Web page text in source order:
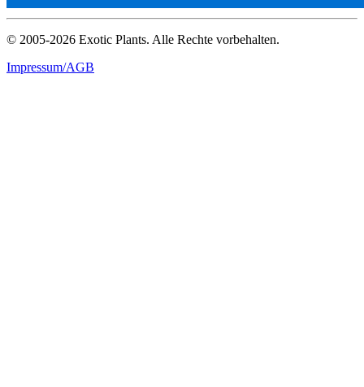
© 2005-2026 Exotic Plants. Alle Rechte vorbehalten.
Impressum/AGB